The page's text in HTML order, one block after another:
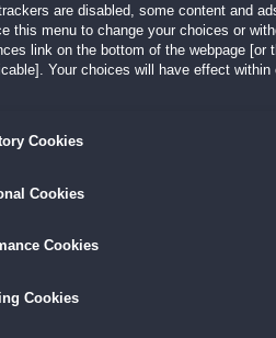
der Download nicht automatisch startet,
zur Gamepage
Rand des Browserfensters angezeigt.
auf die Datei.
are disabled, some content and
this menu to change your choices or
link on the bottom of the webpage
Your choices will have effect
Cookies
Cookies
Cookies
Cookies